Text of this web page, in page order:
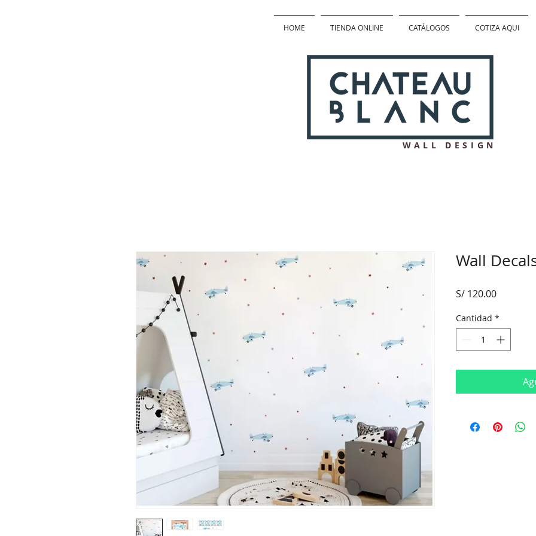
HOME TIENDA ONLINE CATÁLOGOS COTIZA AQUI
WALL DESIGN
Wall
S/ 120.00Precio
Cantidad *